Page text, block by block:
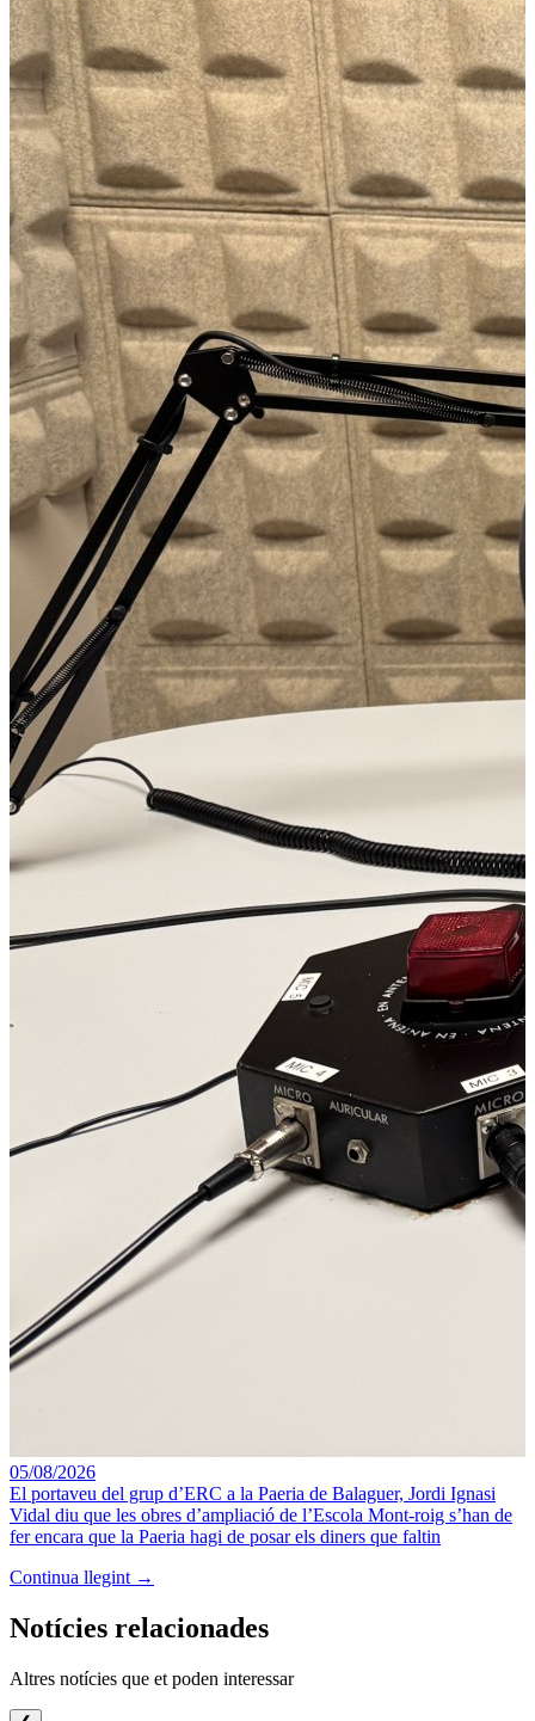
05/08/2026
El portaveu del grup d’ERC a la Paeria de Balaguer, Jordi Ignasi
Vidal diu que les obres d’ampliació de l’Escola Mont-roig s’han de
fer encara que la Paeria hagi de posar els diners que faltin
Continua llegint →
Notícies relacionades
Altres notícies que et poden interessar